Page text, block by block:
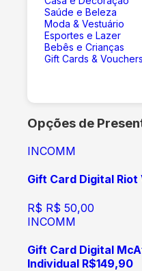
Saúde e Beleza
Moda & Vestuário
Esportes e Lazer
Bebês e Crianças
Gift Cards & Vouchers
Opções de
INCOMM
Gift Card Digital
R$ R$ 50,00
INCOMM
Gift Card Digital
Individual R$149,90